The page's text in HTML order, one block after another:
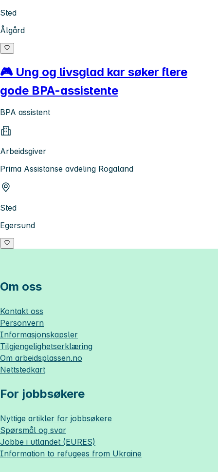
Sted
Ålgård
🎮 Ung og livsglad kar søker flere
gode BPA-assistente
BPA assistent
Arbeidsgiver
Prima Assistanse avdeling Rogaland
Sted
Egersund
Om oss
Kontakt oss
Personvern
Informasjonskapsler
Tilgjengelighetserklæring
Om arbeidsplassen.no
Nettstedkart
For jobbsøkere
Nyttige artikler for jobbsøkere
Spørsmål og svar
Jobbe i utlandet (EURES)
Information to refugees from Ukraine